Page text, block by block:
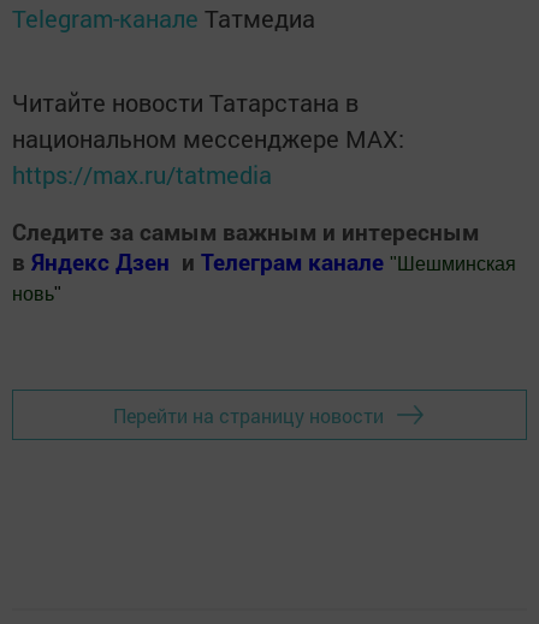
Telegram-канале Татмедиа
Читайте новости Татарстана в
национальном мессенджере MАХ:
https://max.ru/tatmedia
Следите за самым важным и интересным
в Яндекс Дзен и Телеграм канале " Шешминская
новь"
Перейти на страницу новости